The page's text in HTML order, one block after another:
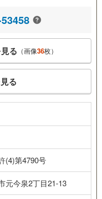
る （画像36枚）
る
(4)第4790号
元今泉2丁目21-13